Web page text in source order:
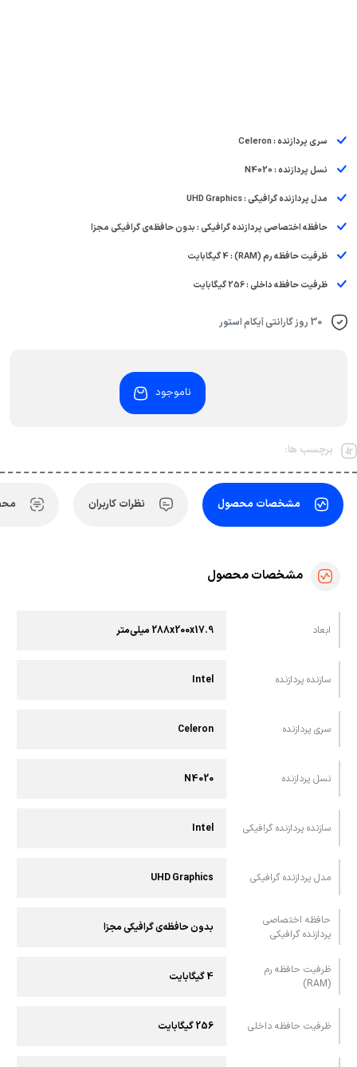
سری پردازنده : Celeron
نسل پردازنده : N4020
مدل پردازنده گرافیکی : UHD Graphics
حافظه اختصاصی پردازنده گرافیکی : بدون حافظه‌ی گرافیکی مجزا
ظرفیت حافظه رم (RAM) : 4 گیگابایت
ظرفیت حافظه داخلی : 256 گیگابایت
30 روز گارانتی آیکام استور
ناموجود
برچسب ها:
مشخصات محصول نظرات کاربران
مشخصات محصول
ابعاد 288x200x17.9 میلی‌متر
سازنده پردازنده Intel
سری پردازنده Celeron
نسل پردازنده N4020
سازنده پردازنده گرافیکی Intel
مدل پردازنده گرافیکی UHD Graphics
حافظه اختصاصی
پردازنده گرافیکی
بدون حافظه‌ی گرافیکی مجزا
ظرفیت حافظه رم
(RAM)
4 گیگابایت
ظرفیت حافظه داخلی 256 گیگابایت